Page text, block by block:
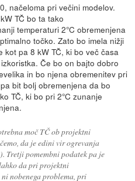
načeloma pri večini modelov.
TČ bo ta tako
temperaturi 2°C obremenjena
točko. Zato bo imela nižji
pa 8 kW TČ, ki bo več časa
Če bo on bajto dobro
in bo njena obremenitev pri
bit bolj obremenjena da bo
TČ, ki bo pri 2°C zunanje
moč TČ ob projektni
da je edini vir ogrevanja
Tretji pomembni podatek pa je
da pri projektni
nobenega problema, pri